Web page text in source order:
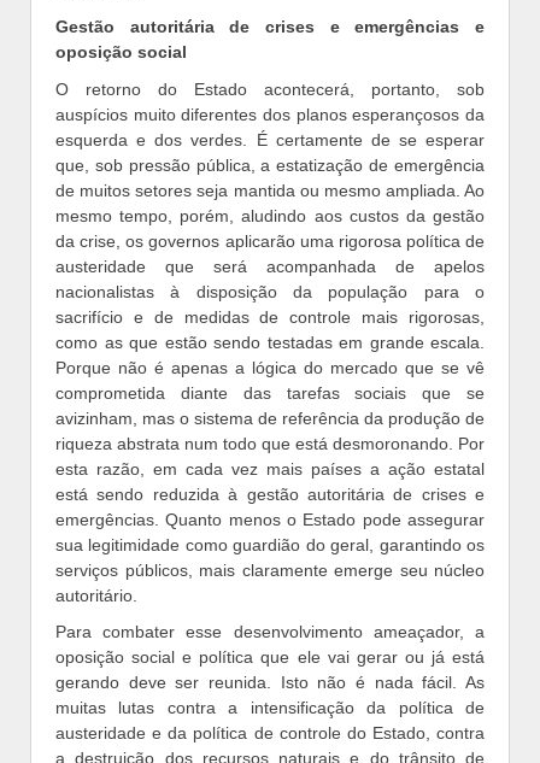
Gestão autoritária de crises e emergências e
oposição social
O retorno do Estado acontecerá, portanto, sob
auspícios muito diferentes dos planos esperançosos da
esquerda e dos verdes. É certamente de se esperar
que, sob pressão pública, a estatização de emergência
de muitos setores seja mantida ou mesmo ampliada. Ao
mesmo tempo, porém, aludindo aos custos da gestão
da crise, os governos aplicarão uma rigorosa política de
austeridade que será acompanhada de apelos
nacionalistas à disposição da população para o
sacrifício e de medidas de controle mais rigorosas,
como as que estão sendo testadas em grande escala.
Porque não é apenas a lógica do mercado que se vê
comprometida diante das tarefas sociais que se
avizinham, mas o sistema de referência da produção de
riqueza abstrata num todo que está desmoronando. Por
esta razão, em cada vez mais países a ação estatal
está sendo reduzida à gestão autoritária de crises e
emergências. Quanto menos o Estado pode assegurar
sua legitimidade como guardião do geral, garantindo os
serviços públicos, mais claramente emerge seu núcleo
autoritário.
Para combater esse desenvolvimento ameaçador, a
oposição social e política que ele vai gerar ou já está
gerando deve ser reunida. Isto não é nada fácil. As
muitas lutas contra a intensificação da política de
austeridade e da política de controle do Estado, contra
a destruição dos recursos naturais e do trânsito de